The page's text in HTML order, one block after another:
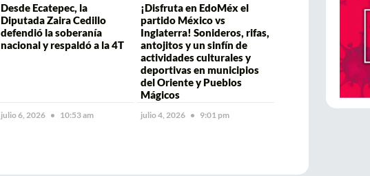
Desde Ecatepec, la
Diputada Zaira Cedillo
defendió la soberanía
nacional y respaldó a la 4T
julio 6, 2026 10:53 am
¡Disfruta en EdoMéx el
partido México vs
Inglaterra! Sonideros, rifas,
antojitos y un sinfín de
actividades culturales y
deportivas en municipios
del Oriente y Pueblos
Mágicos
julio 4, 2026 9:01 pm